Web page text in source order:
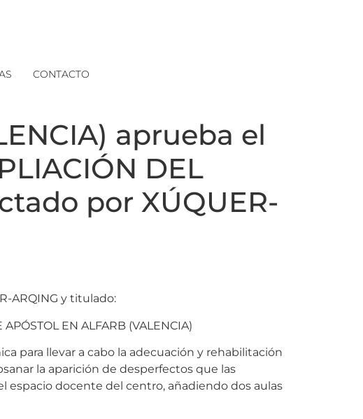
CONTACTO
aprueba el
DEL
por XÚQUER-
ARQING y titulado:
EN ALFARB (VALENCIA)
para llevar a cabo la adecuación y rehabilitación
la aparición de desperfectos que las
docente del centro, añadiendo dos aulas